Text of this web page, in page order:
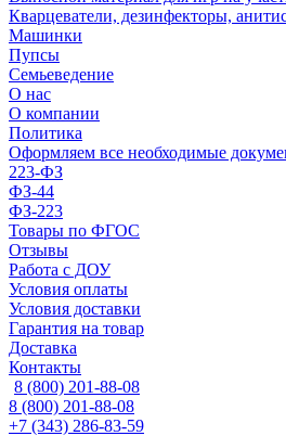
Кварцеватели, дезинфекторы,
Машинки
Пупсы
Семьеведение
О нас
О компании
Политика
Оформляем все необходимые
223-ФЗ
ФЗ-44
ФЗ-223
Товары по ФГОС
Отзывы
Работа с ДОУ
Условия оплаты
Условия доставки
Гарантия на товар
Доставка
Контакты
8 (800) 201-88-08
8 (800) 201-88-08
+7 (343) 286-83-59